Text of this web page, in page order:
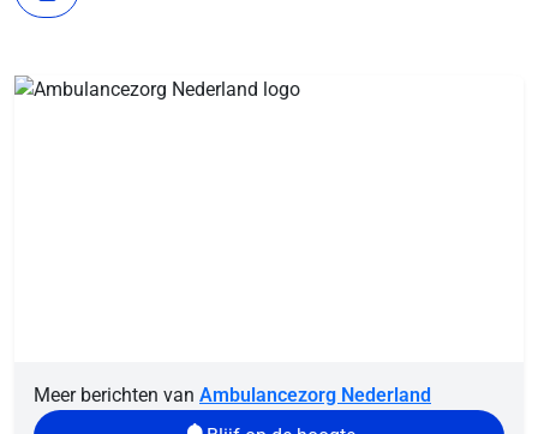
Meer berichten van Ambulancezorg Nederland